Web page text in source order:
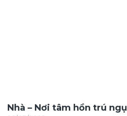
Nhà – Nơi tâm hồn trú ngụ